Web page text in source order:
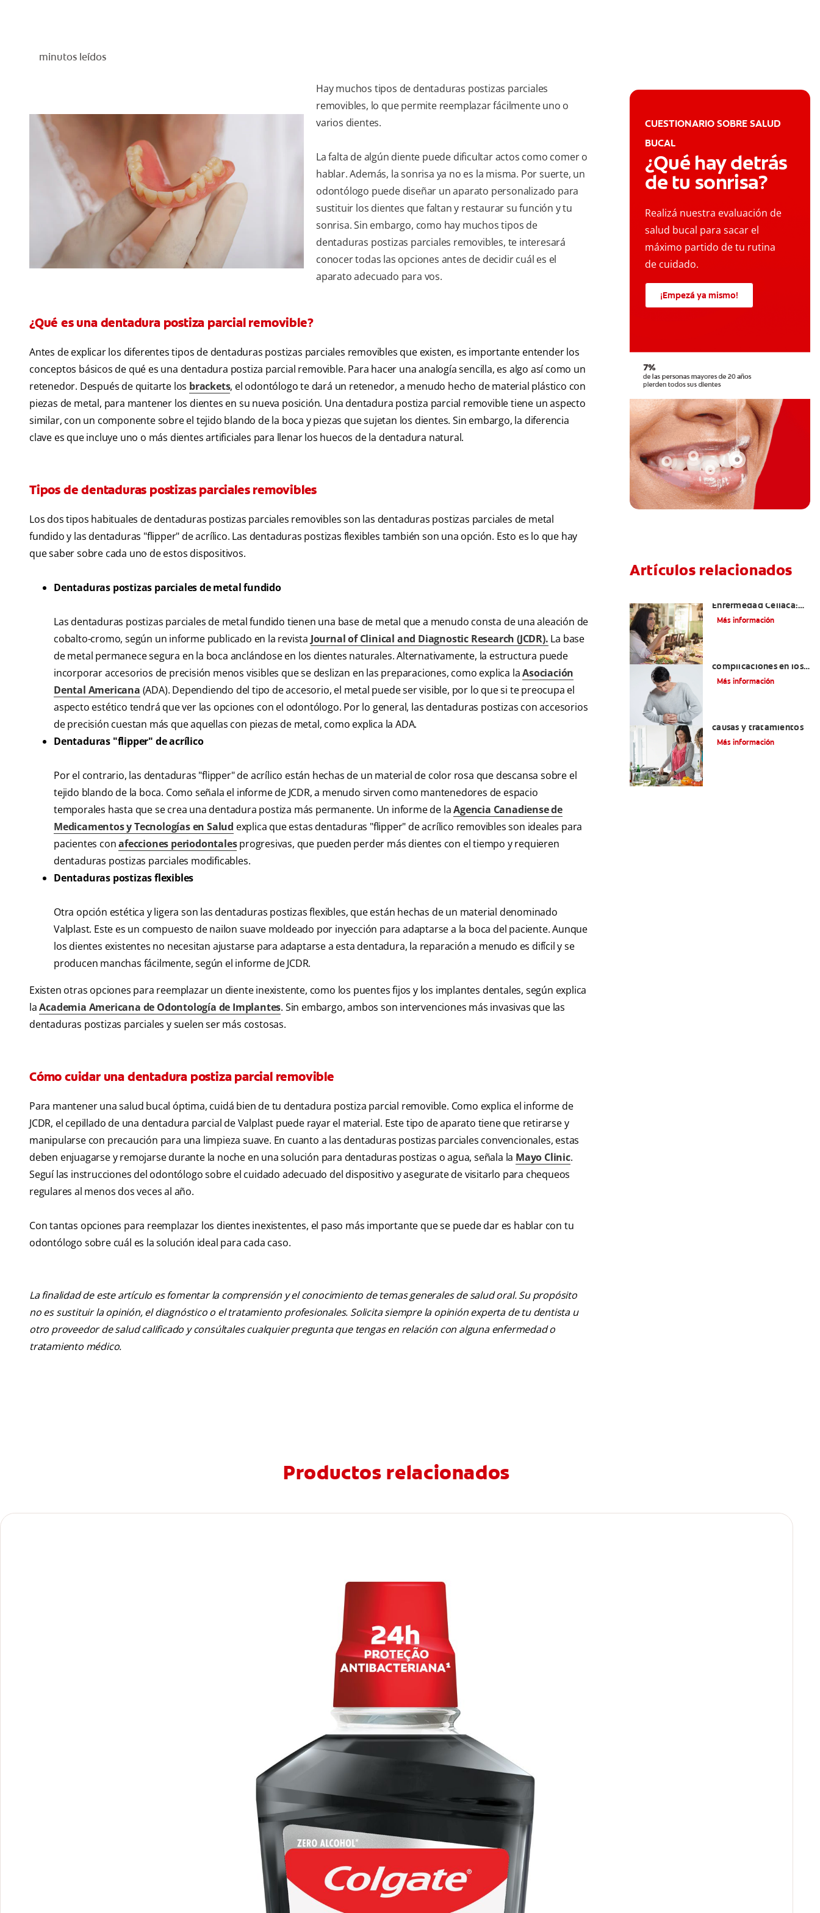
minutos leídos
Hay muchos tipos de dentaduras postizas parciales
removibles, lo que permite reemplazar fácilmente uno o
varios dientes.
La falta de algún diente puede dificultar actos como comer o
hablar. Además, la sonrisa ya no es la misma. Por suerte, un
odontólogo puede diseñar un aparato personalizado para
sustituir los dientes que faltan y restaurar su función y tu
sonrisa. Sin embargo, como hay muchos tipos de
dentaduras postizas parciales removibles, te interesará
conocer todas las opciones antes de decidir cuál es el
aparato adecuado para vos.
¿Qué es una dentadura postiza parcial removible?
Antes de explicar los diferentes tipos de dentaduras postizas parciales removibles que existen, es importante entender los
conceptos básicos de qué es una dentadura postiza parcial removible. Para hacer una analogía sencilla, es algo así como un
retenedor. Después de quitarte los brackets, el odontólogo te dará un retenedor, a menudo hecho de material plástico con
piezas de metal, para mantener los dientes en su nueva posición. Una dentadura postiza parcial removible tiene un aspecto
similar, con un componente sobre el tejido blando de la boca y piezas que sujetan los dientes. Sin embargo, la diferencia
clave es que incluye uno o más dientes artificiales para llenar los huecos de la dentadura natural.
Tipos de dentaduras postizas parciales removibles
Los dos tipos habituales de dentaduras postizas parciales removibles son las dentaduras postizas parciales de metal
fundido y las dentaduras "flipper" de acrílico. Las dentaduras postizas flexibles también son una opción. Esto es lo que hay
que saber sobre cada uno de estos dispositivos.
Dentaduras postizas parciales de metal fundido
Las dentaduras postizas parciales de metal fundido tienen una base de metal que a menudo consta de una aleación de
cobalto-cromo, según un informe publicado en la revista Journal of Clinical and Diagnostic Research (JCDR). La base
de metal permanece segura en la boca anclándose en los dientes naturales. Alternativamente, la estructura puede
incorporar accesorios de precisión menos visibles que se deslizan en las preparaciones, como explica laAsociación
Dental Americana (ADA). Dependiendo del tipo de accesorio, el metal puede ser visible, por lo que si te preocupa el
aspecto estético tendrá que ver las opciones con el odontólogo. Por lo general, las dentaduras postizas con accesorios
de precisión cuestan más que aquellas con piezas de metal, como explica la ADA.
Dentaduras "flipper" de acrílico
Por el contrario, las dentaduras "flipper" de acrílico están hechas de un material de color rosa que descansa sobre el
tejido blando de la boca. Como señala el informe de JCDR, a menudo sirven como mantenedores de espacio
temporales hasta que se crea una dentadura postiza más permanente. Un informe de laAgencia Canadiense de
Medicamentos y Tecnologías en Salud explica que estas dentaduras "flipper" de acrílico removibles son ideales para
pacientes conafecciones periodontalesprogresivas, que pueden perder más dientes con el tiempo y requieren
dentaduras postizas parciales modificables.
Dentaduras postizas flexibles
Otra opción estética y ligera son las dentaduras postizas flexibles, que están hechas de un material denominado
Valplast. Este es un compuesto de nailon suave moldeado por inyección para adaptarse a la boca del paciente. Aunque
los dientes existentes no necesitan ajustarse para adaptarse a esta dentadura, la reparación a menudo es difícil y se
producen manchas fácilmente, según el informe de JCDR.
Existen otras opciones para reemplazar un diente inexistente, como los puentes fijos y los implantes dentales, según explica
laAcademia Americana de Odontología de Implantes. Sin embargo, ambos son intervenciones más invasivas que las
dentaduras postizas parciales y suelen ser más costosas.
Cómo cuidar una dentadura postiza parcial removible
Para mantener una salud bucal óptima, cuidá bien de tu dentadura postiza parcial removible. Como explica el informe de
JCDR, el cepillado de una dentadura parcial de Valplast puede rayar el material. Este tipo de aparato tiene que retirarse y
manipularse con precaución para una limpieza suave. En cuanto a las dentaduras postizas parciales convencionales, estas
deben enjuagarse y remojarse durante la noche en una solución para dentaduras postizas o agua, señala la Mayo Clinic.
Seguí las instrucciones del odontólogo sobre el cuidado adecuado del dispositivo y asegurate de visitarlo para chequeos
regulares al menos dos veces al año.
Con tantas opciones para reemplazar los dientes inexistentes, el paso más importante que se puede dar es hablar con tu
odontólogo sobre cuál es la solución ideal para cada caso.
La finalidad de este artículo es fomentar la comprensión y el conocimiento de temas generales de salud oral. Su propósito
no es sustituir la opinión, el diagnóstico o el tratamiento profesionales. Solicita siempre la opinión experta de tu dentista u
otro proveedor de salud calificado y consúltales cualquier pregunta que tengas en relación con alguna enfermedad o
tratamiento médico.
CUESTIONARIO SOBRE SALUD
BUCAL
¿Qué hay detrás
de tu sonrisa?
Realizá nuestra evaluación de
salud bucal para sacar el
máximo partido de tu rutina
de cuidado.
¡Empezá ya mismo!
Artículos relacionados
Enfermedad Celíaca:
Cómo Reconocerlas Y
Más información
complicaciones en los
dientes | Cuidado bucal
Más información
causas y tratamientos
Más información
Productos relacionados